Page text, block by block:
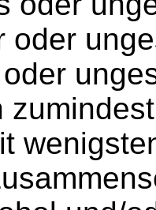
oder